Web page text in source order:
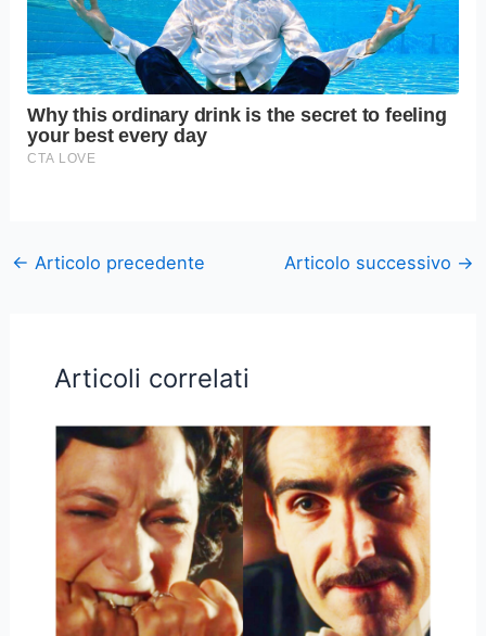
← Articolo precedente Articolo successivo →
Articoli correlati